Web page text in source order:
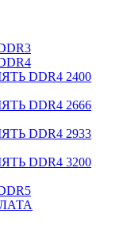
DDR4 2400
DDR4 2666
DDR4 2933
DDR4 3200